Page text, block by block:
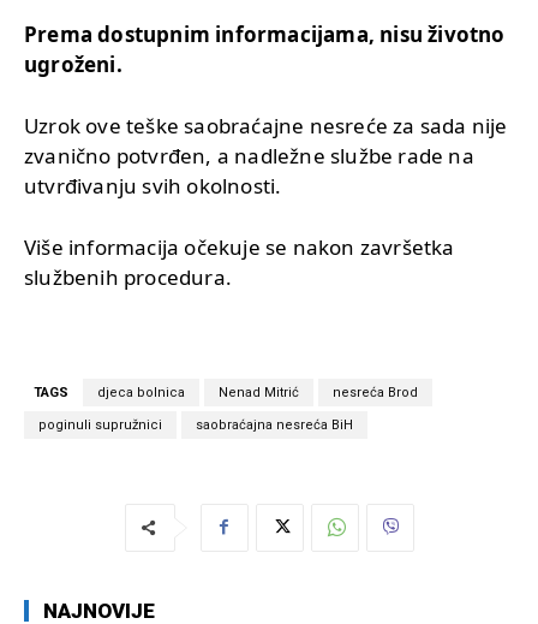
Prema dostupnim informacijama, nisu životno
ugroženi.
Uzrok ove teške saobraćajne nesreće za sada nije
zvanično potvrđen, a nadležne službe rade na
utvrđivanju svih okolnosti.
Više informacija očekuje se nakon završetka
službenih procedura.
TAGS djeca bolnica Nenad Mitrić nesreća Brod
poginuli supružnici saobraćajna nesreća BiH
NAJNOVIJE